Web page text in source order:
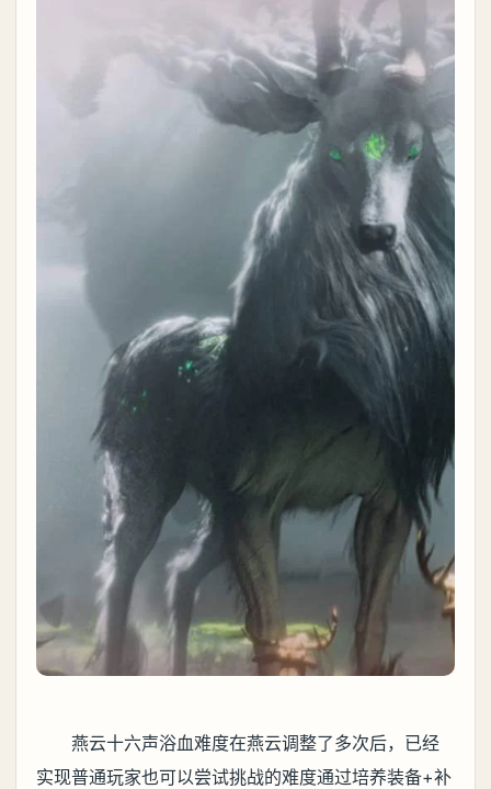
燕云十六声浴血难度在燕云调整了多次后，已经
实现普通玩家也可以尝试挑战的难度通过培养装备+补